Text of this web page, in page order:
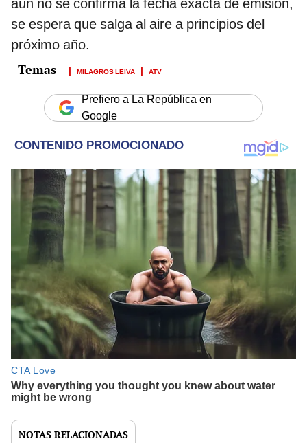
aún no se confirma la fecha exacta de emisión,
se espera que salga al aire a principios del
próximo año.
MILAGROS LEIVA ATV
Prefiero a La República en
Google
NOTAS RELACIONADAS